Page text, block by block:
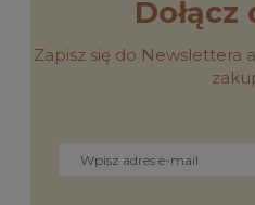
Dołącz
Zapisz się do Newslettera